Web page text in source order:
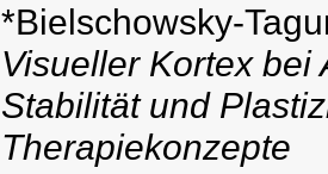
*Bielschowsky-
Visueller Kortex
Stabilität und
Therapiekonzepte